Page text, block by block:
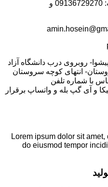
شماره های همراه مدیریت شرکت: 09136729270 و
روبروی درب دانشگاه آزاد
انتهای کوچه سروستان
تماس با شماره تلفن
ایتا روبیکا و آی گپ بله و واتساپ برقرار
Lorem ipsum dolor sit
do eiusmod tempor